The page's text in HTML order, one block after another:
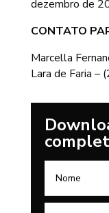
dezembro de
CONTATO
Marcella
Lara de Faria